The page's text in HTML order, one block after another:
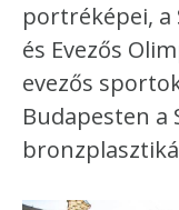
portréképei, a
és Evezős
evezős
Budapesten a